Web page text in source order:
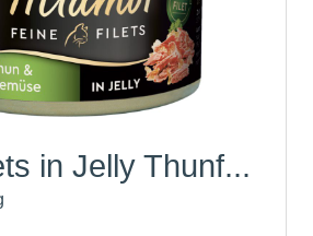
in Jelly Thunf...